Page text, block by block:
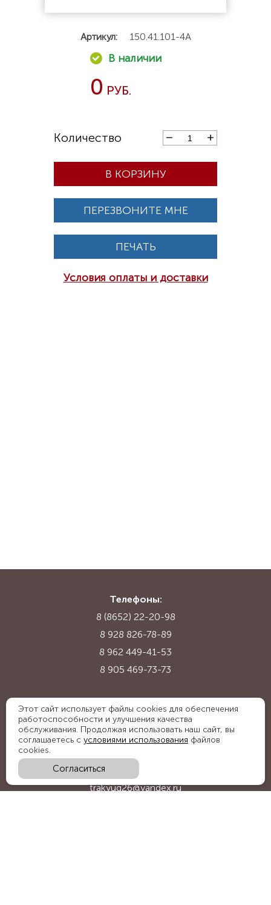
Артикул: 150.41.101-4А
0
В КОРЗИНУ
ПЕРЕЗВОНИТЕ МНЕ
ПЕЧАТЬ
Условия оплаты и доставки
Телефоны:
8 (8652) 22-20-98
8 928 826-78-89
8 962 449-41-53
8 905 469-73-73
Адрес:
Ставропольский край, с. Надежда,
ул. Промышленная, 1Б
trakyug26@yandex.ru
Этот сайт использует файлы cookies для обеспечения
работоспособности и улучшения качества
обслуживания. Продолжая использовать наш сайт, вы
соглашаетесь с условиями использования файлов
cookies.
Согласиться